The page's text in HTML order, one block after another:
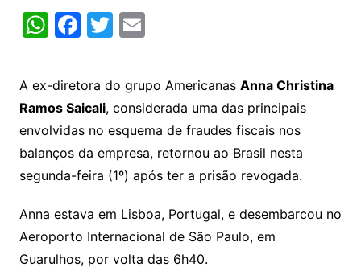
W
at
s
A
p
p
F
c
e
b
o
o
k
T
itt
er
E
ai
l
A ex-diretora do grupo Americanas Anna Christina
Ramos Saicali, considerada uma das principais
envolvidas no esquema de fraudes fiscais nos
balanços da empresa, retornou ao Brasil nesta
segunda-feira (1º) após ter a prisão revogada.
Anna estava em Lisboa, Portugal, e desembarcou no
Aeroporto Internacional de São Paulo, em
Guarulhos, por volta das 6h40.